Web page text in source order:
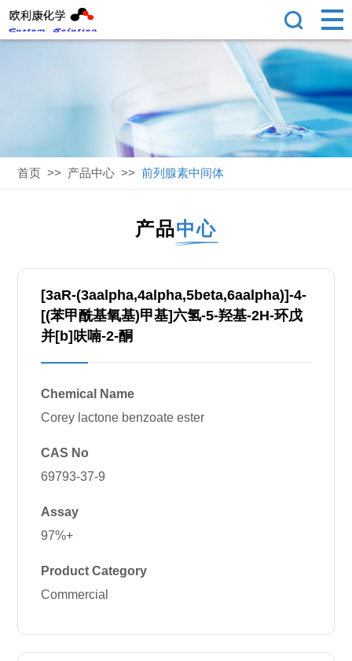
首页 >> 产品中心 >>前列腺素中间体
产品中心
[3aR-(3aalpha,4alpha,5beta,6aalpha)]-4-
[(苯甲酰基氧基)甲基]六氢-5-羟基-2H-环戊
并[b]呋喃-2-酮
Chemical Name
Corey lactone benzoate ester
CAS No
69793-37-9
Assay
97%+
Product Category
Commercial